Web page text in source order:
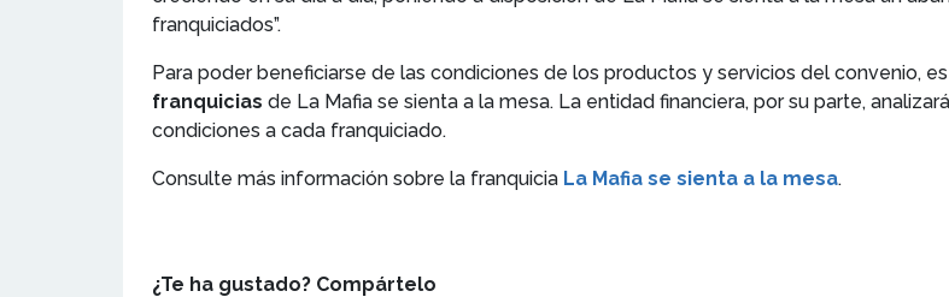
franquiciados”.
Para poder beneficiarse de las condiciones de los productos y servicios del convenio,
franquicias de La Mafia se sienta a la mesa. La entidad financiera, por su parte,
condiciones a cada franquiciado.
Consulte más información sobre la franquicia La Mafia se sienta a la mesa.
¿Te ha gustado? Compártelo